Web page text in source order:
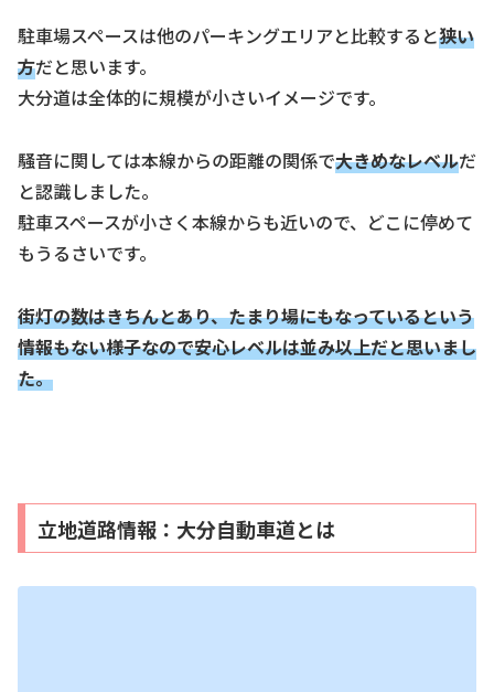
駐車場スペースは他のパーキングエリアと比較すると狭い
方だと思います。
大分道は全体的に規模が小さいイメージです。
騒音に関しては本線からの距離の関係で大きめなレベルだ
と認識しました。
駐車スペースが小さく本線からも近いので、どこに停めて
もうるさいです。
街灯の数はきちんとあり、たまり場にもなっているという
情報もない様子なので安心レベルは並み以上だと思いまし
た。
立地道路情報：大分自動車道とは